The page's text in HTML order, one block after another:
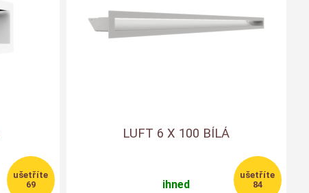
69
LUFT 6 X 100 BÍLÁ
ihned 84